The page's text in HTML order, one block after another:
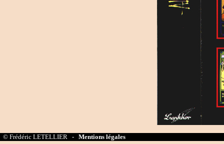
© Frédéric LETELLIER - Mentions légales